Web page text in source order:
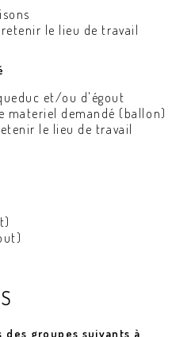
le lieu de travail
et/ou d'égout
materiel demandé (ballon)
le lieu de travail
des groupes suivants à